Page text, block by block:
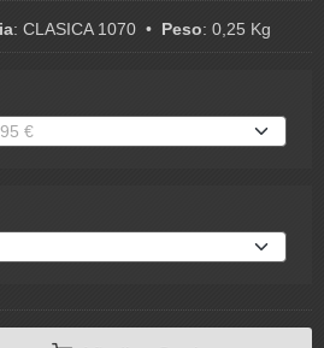
: CLASICA 1070 • Peso: 0,25 Kg